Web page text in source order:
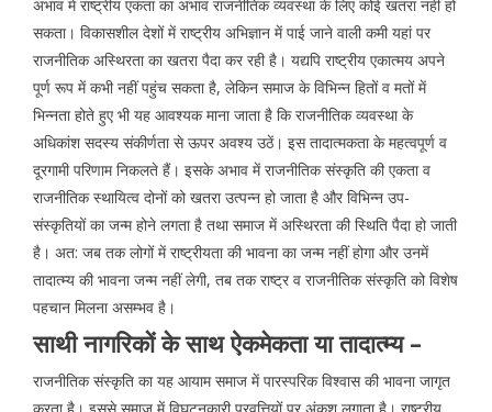
अभाव में राष्ट्रीय एकता का अभाव राजनीतिक व्यवस्था के लिए कोई खतरा नहीं हो
सकता। विकासशील देशों में राष्ट्रीय अभिज्ञान में पाई जाने वाली कमी यहां पर
राजनीतिक अस्थिरता का खतरा पैदा कर रही है। यद्यपि राष्ट्रीय एकात्मय अपने
पूर्ण रूप में कभी नहीं पहुंच सकता है, लेकिन समाज के विभिन्न हितों व मतों में
भिन्नता होते हुए भी यह आवश्यक माना जाता है कि राजनीतिक व्यवस्था के
अधिकांश सदस्य संकीर्णता से ऊपर अवश्य उठें। इस तादात्मकता के महत्वपूर्ण व
दूरगामी परिणाम निकलते हैं। इसके अभाव में राजनीतिक संस्कृति की एकता व
राजनीतिक स्थायित्व दोनों को खतरा उत्पन्न हो जाता है और विभिन्न उप-
संस्कृतियों का जन्म होने लगता है तथा समाज में अस्थिरता की स्थिति पैदा हो जाती
है। अत: जब तक लोगों में राष्ट्रीयता की भावना का जन्म नहीं होगा और उनमें
तादात्म्य की भावना जन्म नहीं लेगी, तब तक राष्ट्र व राजनीतिक संस्कृति को विशेष
पहचान मिलना असम्भव है।
साथी नागरिकों के साथ ऐकमेकता या तादात्म्य –
राजनीतिक संस्कृति का यह आयाम समाज में पारस्परिक विश्वास की भावना जागृत